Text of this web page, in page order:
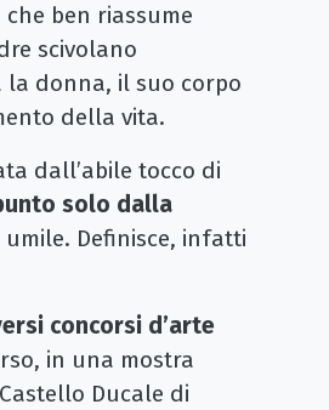
ben riassume
scivolano
la donna, il suo corpo
della vita.
dall’abile tocco di
solo dalla
Definisce, infatti
concorsi d’arte
in una mostra
Ducale di